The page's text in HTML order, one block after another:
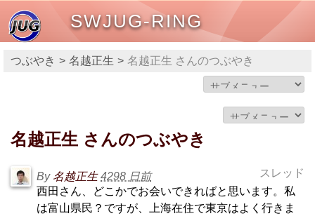
SWJUG-RING
つぶやき 名越正生 名越正生 さんのつぶやき
名越正生 さんのつぶやき
スレッド
By 名越正生 4298 日前
西田さん、どこかでお会いできればと思います。私
は富山県民？ですが、上海在住で東京はよく行きま